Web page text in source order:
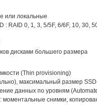
или локальные
RAID 0, 1, 3, 5/5F, 6/6F, 10, 30,
дисками большего размера
(Thin provisioning)
максимальный размер
данных по уровням
моментальные снимки,